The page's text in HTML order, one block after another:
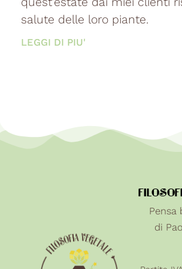
salute delle loro piante.
LEGGI DI PIU'
Pensa
di